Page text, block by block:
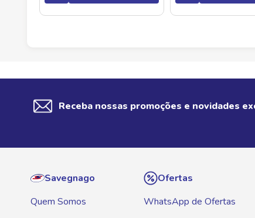
Receba nossas promoções e novidades
Savegnago
Quem Somos
Ofertas
WhatsApp de Ofertas